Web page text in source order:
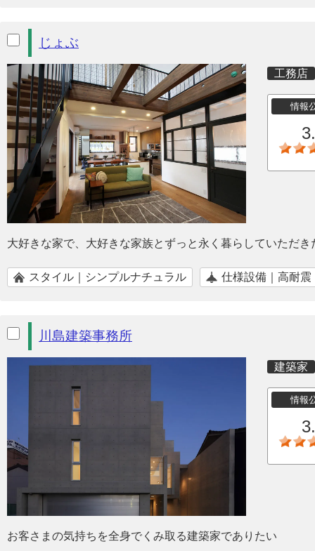
じょぶ
工務店
情報
大好きな家で、大好きな家族とずっと永く暮らしていただき
スタイル｜シンプルナチュラル 仕様設備｜高耐震
川島建築事務所
建築家
情報
お客さまの気持ちを全身でくみ取る建築家でありたい